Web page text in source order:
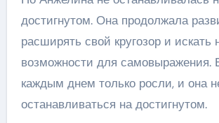
достигнутом. Она продолжала
расширять свой кругозор и искать
возможности для самовыражения.
каждым днем только росли, и она
останавливаться на достигнутом.